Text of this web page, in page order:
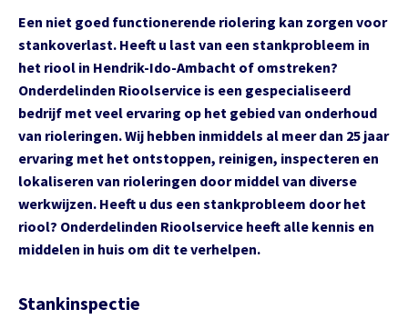
Een niet goed functionerende riolering kan zorgen voor
stankoverlast. Heeft u last van een stankprobleem in
het riool in Hendrik-Ido-Ambacht of omstreken?
Onderdelinden Rioolservice is een gespecialiseerd
bedrijf met veel ervaring op het gebied van onderhoud
van rioleringen. Wij hebben inmiddels al meer dan 25 jaar
ervaring met het ontstoppen, reinigen, inspecteren en
lokaliseren van rioleringen door middel van diverse
werkwijzen. Heeft u dus een stankprobleem door het
riool? Onderdelinden Rioolservice heeft alle kennis en
middelen in huis om dit te verhelpen.
Stankinspectie